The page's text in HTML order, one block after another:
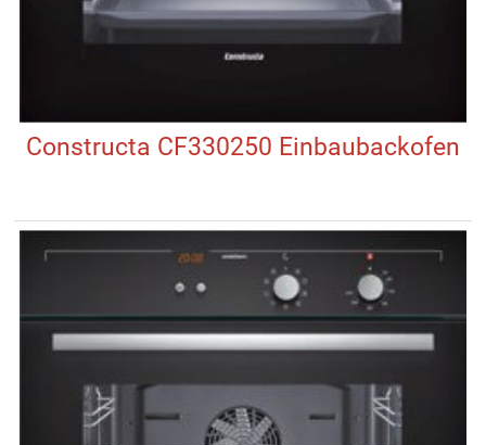
Constructa CF330250 Einbaubackofen